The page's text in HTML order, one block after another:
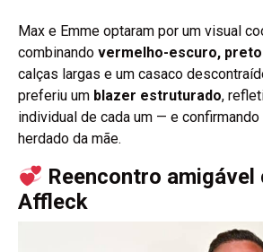
Max e Emme optaram por um visual
combinando vermelho-escuro,
calças largas e um casaco
preferiu um blazer estruturado,
individual de cada um — e
herdado da mãe.
Reencontro amigável
Affleck